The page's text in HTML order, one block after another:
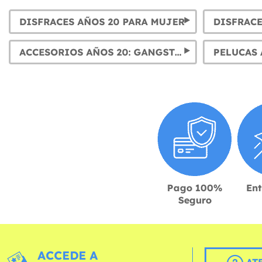
DISFRACES AÑOS 20 PARA MUJER
ACCESORIOS AÑOS 20: GANGSTERS, CABARET & CHARLESTON PELUCAS
Pago 100%
Seguro
ACCEDE A